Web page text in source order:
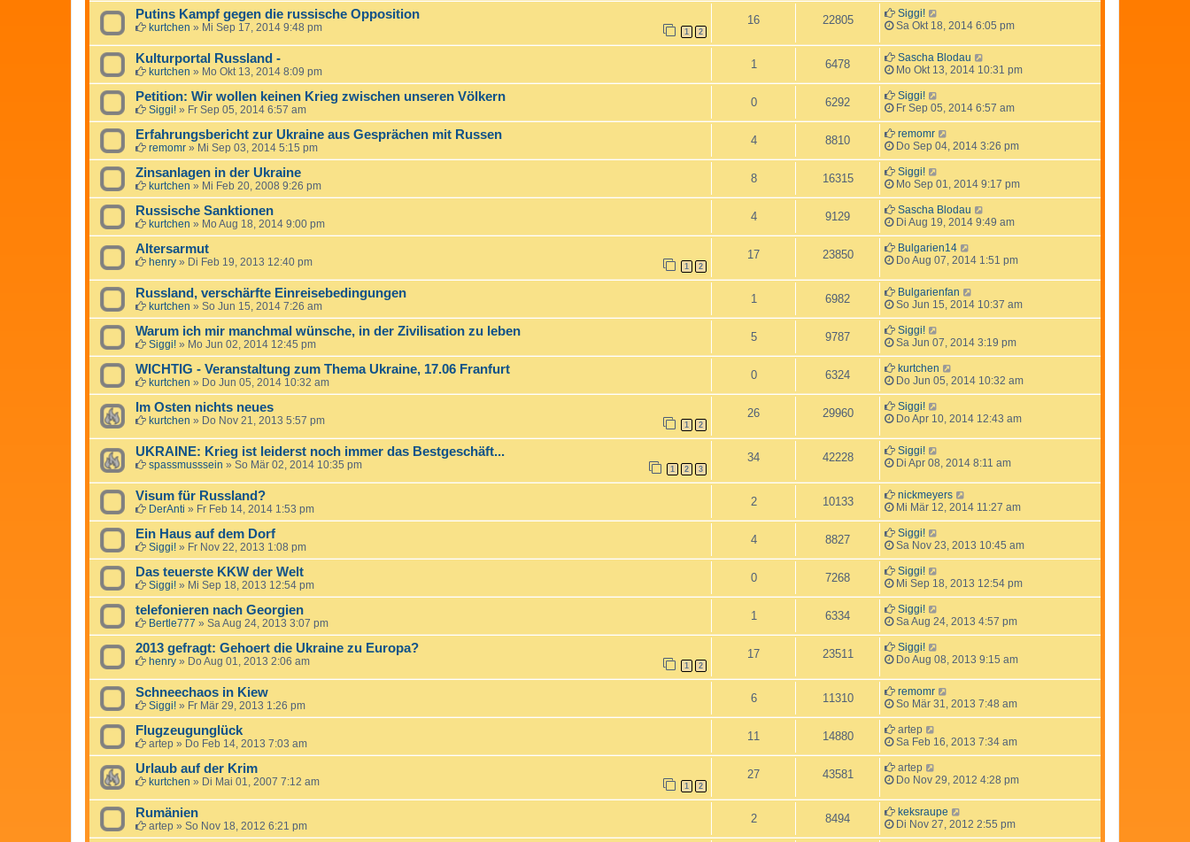
Putins Kampf gegen die russische Opposition
kurtchen » Mi Sep 17, 2014 9:48 pm 1 2
16 22805
Siggi!
Sa Okt 18, 2014 6:05 pm
Kulturportal Russland -
kurtchen » Mo Okt 13, 2014 8:09 pm
1 6478
Sascha Blodau
Mo Okt 13, 2014 10:31 pm
Petition: Wir wollen keinen Krieg zwischen unseren Völkern
Siggi! » Fr Sep 05, 2014 6:57 am
0 6292
Siggi!
Fr Sep 05, 2014 6:57 am
Erfahrungsbericht zur Ukraine aus Gesprächen mit Russen
remomr » Mi Sep 03, 2014 5:15 pm
4 8810
remomr
Do Sep 04, 2014 3:26 pm
Zinsanlagen in der Ukraine
kurtchen » Mi Feb 20, 2008 9:26 pm
8 16315
Siggi!
Mo Sep 01, 2014 9:17 pm
Russische Sanktionen
kurtchen » Mo Aug 18, 2014 9:00 pm
4 9129
Sascha Blodau
Di Aug 19, 2014 9:49 am
Altersarmut
henry » Di Feb 19, 2013 12:40 pm 1 2
17 23850
Bulgarien14
Do Aug 07, 2014 1:51 pm
Russland, verschärfte Einreisebedingungen
kurtchen » So Jun 15, 2014 7:26 am
1 6982
Bulgarienfan
So Jun 15, 2014 10:37 am
Warum ich mir manchmal wünsche, in der Zivilisation zu leben
Siggi! » Mo Jun 02, 2014 12:45 pm
5 9787
Siggi!
Sa Jun 07, 2014 3:19 pm
WICHTIG - Veranstaltung zum Thema Ukraine, 17.06 Franfurt
kurtchen » Do Jun 05, 2014 10:32 am
0 6324
kurtchen
Do Jun 05, 2014 10:32 am
Im Osten nichts neues
kurtchen » Do Nov 21, 2013 5:57 pm 1 2
26 29960
Siggi!
Do Apr 10, 2014 12:43 am
UKRAINE: Krieg ist leiderst noch immer das Bestgeschäft...
spassmusssein » So Mär 02, 2014 10:35 pm 1 2 3
34 42228
Siggi!
Di Apr 08, 2014 8:11 am
Visum für Russland?
DerAnti » Fr Feb 14, 2014 1:53 pm
2 10133
nickmeyers
Mi Mär 12, 2014 11:27 am
Ein Haus auf dem Dorf
Siggi! » Fr Nov 22, 2013 1:08 pm
4 8827
Siggi!
Sa Nov 23, 2013 10:45 am
Das teuerste KKW der Welt
Siggi! » Mi Sep 18, 2013 12:54 pm
0 7268
Siggi!
Mi Sep 18, 2013 12:54 pm
telefonieren nach Georgien
Bertle777 » Sa Aug 24, 2013 3:07 pm
1 6334
Siggi!
Sa Aug 24, 2013 4:57 pm
2013 gefragt: Gehoert die Ukraine zu Europa?
henry » Do Aug 01, 2013 2:06 am 1 2
17 23511
Siggi!
Do Aug 08, 2013 9:15 am
Schneechaos in Kiew
Siggi! » Fr Mär 29, 2013 1:26 pm
6 11310
remomr
So Mär 31, 2013 7:48 am
Flugzeugunglück
artep » Do Feb 14, 2013 7:03 am
11 14880
artep
Sa Feb 16, 2013 7:34 am
Urlaub auf der Krim
kurtchen » Di Mai 01, 2007 7:12 am 1 2
27 43581
artep
Do Nov 29, 2012 4:28 pm
Rumänien
artep » So Nov 18, 2012 6:21 pm
2 8494
keksraupe
Di Nov 27, 2012 2:55 pm